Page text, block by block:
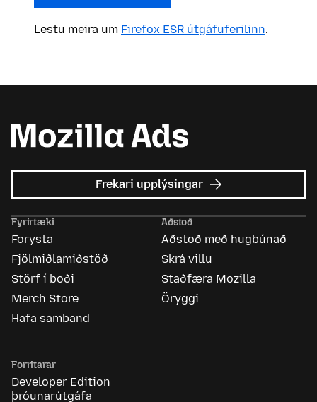
Lestu meira um Firefox ESR útgáfuferilinn.
Frekari upplýsingar um
Mozilla
Fyrirtæki
Forysta
Fjölmiðlamiðstöð
Störf í boði
Merch Store
Hafa samband
Aðstoð
Aðstoð með hugbúnað
Skrá villu
Staðfæra Mozilla
Öryggi
Forritarar
Developer Edition
þróunarútgáfa